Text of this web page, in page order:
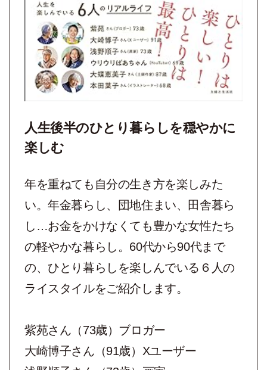
人生後半のひとり暮らしを穏やかに
楽しむ
年を重ねても自分の生き方を楽しみた
い。年金暮らし、団地住まい、田舎暮ら
し…お金をかけなくても豊かな女性たち
の軽やかな暮らし。60代から90代まで
の、ひとり暮らしを楽しんでいる６人の
ライスタイルをご紹介します。
紫苑さん（73歳）ブロガー
大崎博子さん（91歳）Xユーザー